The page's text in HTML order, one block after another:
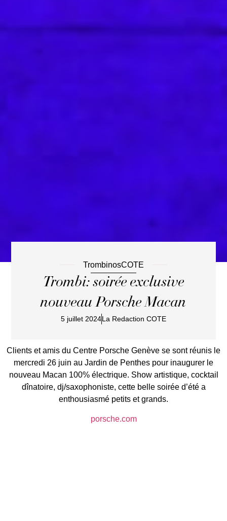
TrombinosCOTE
Trombi: soirée exclusive
nouveau Porsche Macan
5 juillet 2024La Redaction COTE
Clients et amis du Centre Porsche Genève se sont réunis le
mercredi 26 juin au Jardin de Penthes pour inaugurer le
nouveau Macan 100% électrique. Show artistique, cocktail
dînatoire, dj/saxophoniste, cette belle soirée d’été a
enthousiasmé petits et grands.
porsche.com